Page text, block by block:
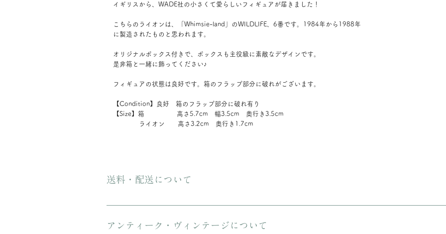
イギリスから、WADE社の小さくて愛らしいフィギュアが届きました！
こちらのライオンは、「Whimsie-land」のWILDLIFE、6番です。1984年から1988年
に製造されたものと思われます。
オリジナルボックス付きで、ボックスも主役級に素敵なデザインです。
是非箱と一緒に飾ってください♪
フィギュアの状態は良好です。箱のフラップ部分に破れがございます。
【Condition】良好 箱のフラップ部分に破れ有り
【Size】箱 高さ5.7cm 幅3.5cm 奥行き3.5cm
ライオン 高さ3.2cm 奥行き1.7cm
送料・配送について
ご購入金額が8000円以上の場合、配送料は無料です。 ご購入金額が8000円以下の場合、配送料は330円で
アンティーク・ヴィンテージについて